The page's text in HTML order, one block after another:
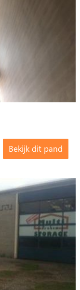
Bekijk dit pand